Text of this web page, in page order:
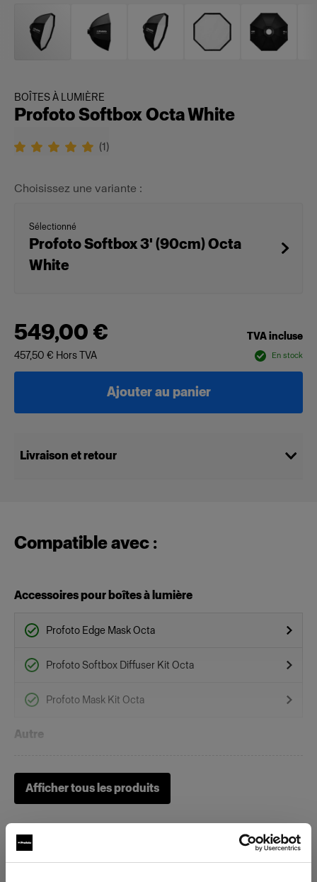
BOÎTES À LUMIÈRE
Profoto Softbox Octa White
(1)
Choisissez une variante :
Sélectionné
Profoto Softbox 3' (90cm) Octa
White
549,00 €
TVA incluse
457,50 € Hors TVA En stock
Ajouter au panier
Livraison et retour
Compatible avec :
Accessoires pour boîtes à lumière
Profoto Edge Mask Octa
Profoto Softbox Diffuser Kit Octa
Profoto Mask Kit Octa
Autre
Battery-powered
Afficher tous les produits